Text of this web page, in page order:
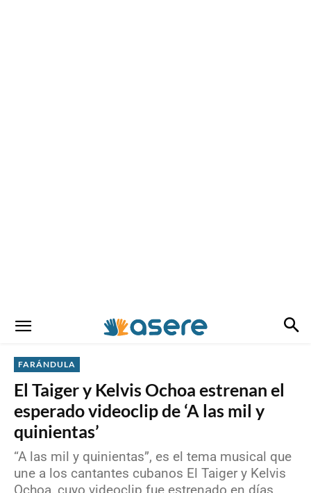
FARÁNDULA
El Taiger y Kelvis Ochoa estrenan el
esperado videoclip de ‘A las mil y
quinientas’
“A las mil y quinientas”, es el tema musical que
une a los cantantes cubanos El Taiger y Kelvis
Ochoa, cuyo videoclip fue estrenado en días